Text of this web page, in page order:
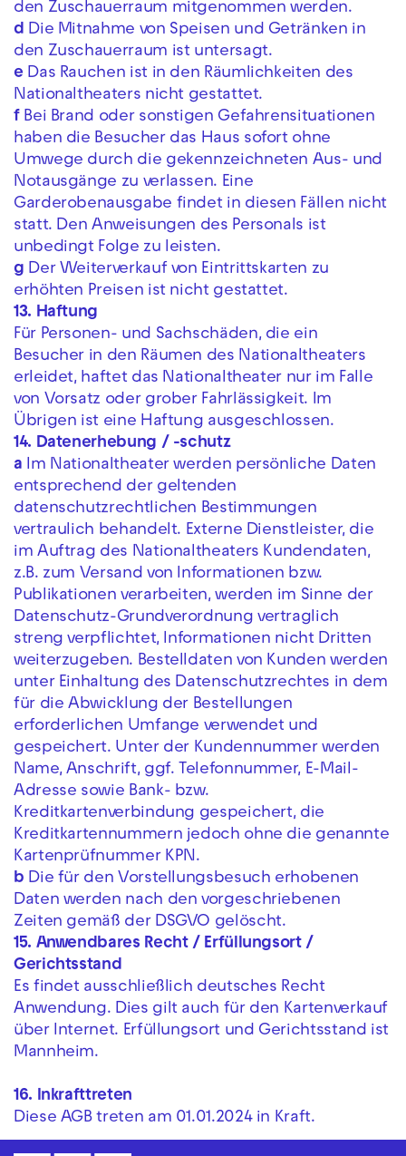
den Zuschauerraum mitgenommen werden.
d Die Mitnahme von Speisen und Getränken in
den Zuschauerraum ist untersagt.
e Das Rauchen ist in den Räumlichkeiten des
Nationaltheaters nicht gestattet.
f Bei Brand oder sonstigen Gefahrensituationen
haben die Besucher das Haus sofort ohne
Umwege durch die gekennzeichneten Aus- und
Notausgänge zu verlassen. Eine
Garderobenausgabe findet in diesen Fällen nicht
statt. Den Anweisungen des Personals ist
unbedingt Folge zu leisten.
g Der Weiterverkauf von Eintrittskarten zu
erhöhten Preisen ist nicht gestattet.
13. Haftung
Für Personen- und Sachschäden, die ein
Besucher in den Räumen des Nationaltheaters
erleidet, haftet das Nationaltheater nur im Falle
von Vorsatz oder grober Fahrlässigkeit. Im
Übrigen ist eine Haftung ausgeschlossen.
14. Datenerhebung / -schutz
a Im Nationaltheater werden persönliche Daten
entsprechend der geltenden
datenschutzrechtlichen Bestimmungen
vertraulich behandelt. Externe Dienstleister, die
im Auftrag des Nationaltheaters Kundendaten,
z.B. zum Versand von Informationen bzw.
Publikationen verarbeiten, werden im Sinne der
Datenschutz-Grundverordnung vertraglich
streng verpflichtet, Informationen nicht Dritten
weiterzugeben. Bestelldaten von Kunden werden
unter Einhaltung des Datenschutzrechtes in dem
für die Abwicklung der Bestellungen
erforderlichen Umfange verwendet und
gespeichert. Unter der Kundennummer werden
Name, Anschrift, ggf. Telefonnummer, E-Mail-
Adresse sowie Bank- bzw.
Kreditkartenverbindung gespeichert, die
Kreditkartennummern jedoch ohne die genannte
Kartenprüfnummer KPN.
b Die für den Vorstellungsbesuch erhobenen
Daten werden nach den vorgeschriebenen
Zeiten gemäß der DSGVO gelöscht.
15. Anwendbares Recht / Erfüllungsort /
Gerichtsstand
Es findet ausschließlich deutsches Recht
Anwendung. Dies gilt auch für den Kartenverkauf
über Internet. Erfüllungsort und Gerichtsstand ist
Mannheim.
16. Inkrafttreten
Diese AGB treten am 01.01.2024 in Kraft.